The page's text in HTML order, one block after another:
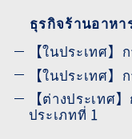
ธุรกิจร้านอาหา
【ในประเทศ
【ในประเทศ
【ต่างประเทศ
ประเภทที่ 1